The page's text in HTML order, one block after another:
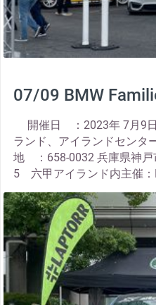
07/09 BMW
開催日 ：2023年 7月9
ランド、アイランドセン
地 ：658-0032 兵庫県神戸
5 六甲アイランド内主催：
thumbnail